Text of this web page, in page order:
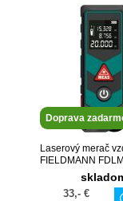
Doprava
Laserový merač
FIELDMANN
33,- €